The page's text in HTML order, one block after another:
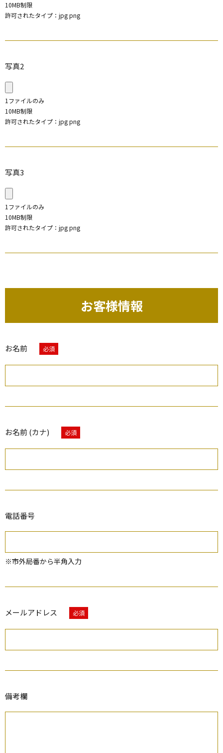
10MB制限
許可されたタイプ：jpg png
写真2
1ファイルのみ
10MB制限
許可されたタイプ：jpg png
写真3
1ファイルのみ
10MB制限
許可されたタイプ：jpg png
お客様情報
お名前 必須
お名前 (カナ) 必須
電話番号
※市外局番から半角入力
メールアドレス 必須
備考欄